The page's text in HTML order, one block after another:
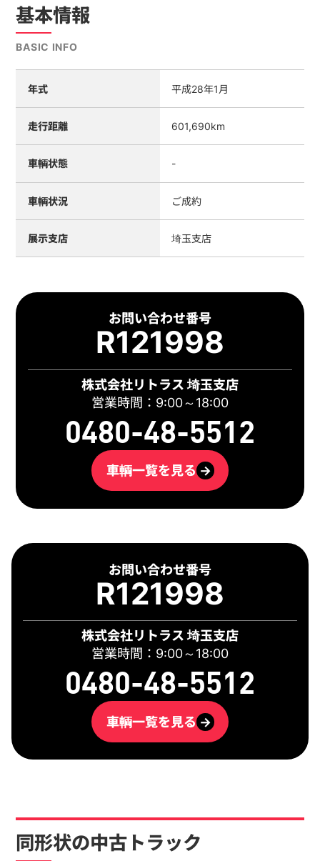
お問い合わせ番号
R121998
株式会社リトラス 埼玉支店
営業時間：9:00～18:00
0480-48-5512
車輌一覧を見る →
基本情報
BASIC INFO
年式 平成28年1月
走行距離 601,690km
車輌状態 -
車輌状況 ご成約
展示支店 埼玉支店
お問い合わせ番号
R121998
株式会社リトラス 埼玉支店
営業時間：9:00～18:00
0480-48-5512
車輌一覧を見る →
同形状の中古トラック